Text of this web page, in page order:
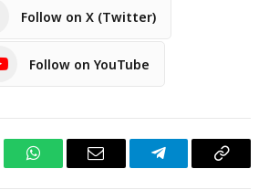
Follow on X (Twitter)
Follow on YouTube
WhatsAppEmail TelegramCopy